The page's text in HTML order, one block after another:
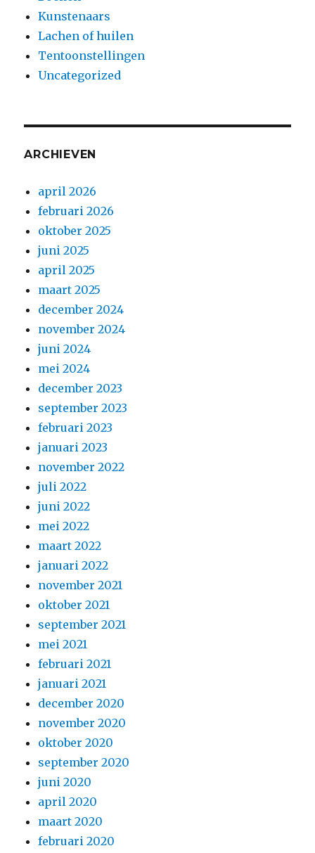
Kunstenaars
Lachen of huilen
Tentoonstellingen
Uncategorized
ARCHIEVEN
april 2026
februari 2026
oktober 2025
juni 2025
april 2025
maart 2025
december 2024
november 2024
juni 2024
mei 2024
december 2023
september 2023
februari 2023
januari 2023
november 2022
juli 2022
juni 2022
mei 2022
maart 2022
januari 2022
november 2021
oktober 2021
september 2021
mei 2021
februari 2021
januari 2021
december 2020
november 2020
oktober 2020
september 2020
juni 2020
april 2020
maart 2020
februari 2020